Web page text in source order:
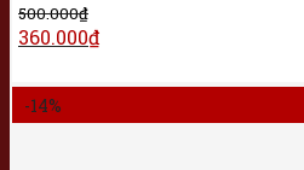
500.000₫
360.000₫
-14%